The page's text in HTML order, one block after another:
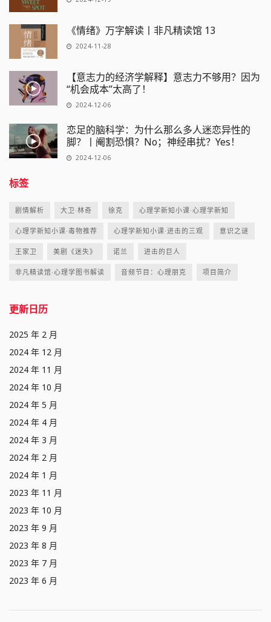
《情绪》万字解读丨非凡精读馆 13
2024-11-28
【意志力的经济学解释】意志力不够用？因为
“机会成本”太高了！
2024-12-06
恋足的脑科学：为什么那么多人迷恋异性的
脚？丨阉割恐惧？No；神经串扰？Yes！
2024-12-06
标签
剧情解析 大卫·林奇 徐克 心理学新知小课·心理学新知
心理学新知小课·毒物推荐 心理学新知小课·进击的三观 意识之谜
王家卫 美剧《迷失》 诺兰 进击的巨人
非凡精读馆·心理学图书解读 音频节目：心理朋克 项目简介
更新日历
2025 年 2 月
2024 年 12 月
2024 年 11 月
2024 年 10 月
2024 年 5 月
2024 年 4 月
2024 年 3 月
2024 年 2 月
2024 年 1 月
2023 年 11 月
2023 年 10 月
2023 年 9 月
2023 年 8 月
2023 年 7 月
2023 年 6 月